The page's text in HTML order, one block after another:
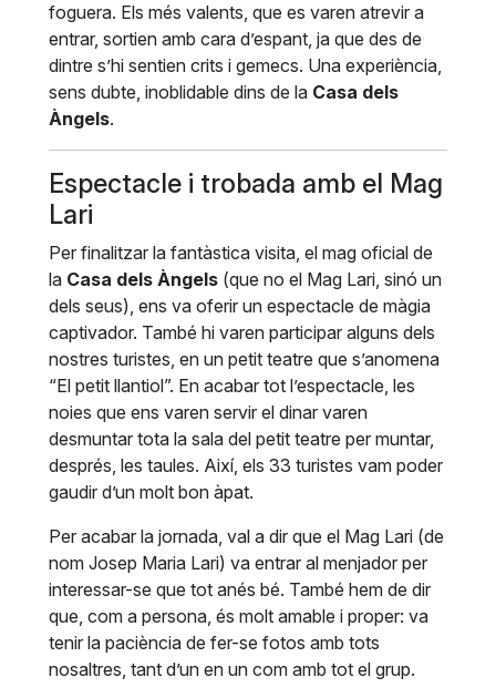
foguera. Els més valents, que es varen atrevir a
entrar, sortien amb cara d’espant, ja que des de
dintre s’hi sentien crits i gemecs. Una experiència,
sens dubte, inoblidable dins de la Casa dels
Àngels.
Espectacle i trobada amb el Mag
Lari
Per finalitzar la fantàstica visita, el mag oficial de
la Casa dels Àngels (que no el Mag Lari, sinó un
dels seus), ens va oferir un espectacle de màgia
captivador. També hi varen participar alguns dels
nostres turistes, en un petit teatre que s’anomena
“El petit llantiol”. En acabar tot l’espectacle, les
noies que ens varen servir el dinar varen
desmuntar tota la sala del petit teatre per muntar,
després, les taules. Així, els 33 turistes vam poder
gaudir d’un molt bon àpat.
Per acabar la jornada, val a dir que el Mag Lari (de
nom Josep Maria Lari) va entrar al menjador per
interessar-se que tot anés bé. També hem de dir
que, com a persona, és molt amable i proper: va
tenir la paciència de fer-se fotos amb tots
nosaltres, tant d’un en un com amb tot el grup.